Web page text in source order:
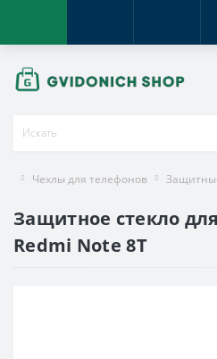
Чехлы для телефонов
Защитное стекло
Redmi Note 8T